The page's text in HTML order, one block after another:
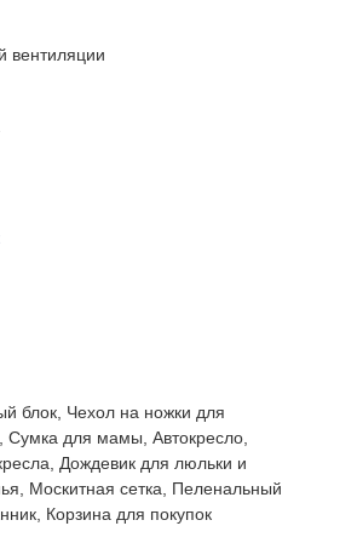
из водоотталкивающей ткани
дополнительная секция вентиляции
обувь
колес: 38 см
резина
спереди: Да
багажник любого автомобиля
лифт
вентиляции
блок, Чехол на ножки для
Сумка для мамы, Автокресло,
Дождевик для люльки и
Москитная сетка, Пеленальный
Корзина для покупок